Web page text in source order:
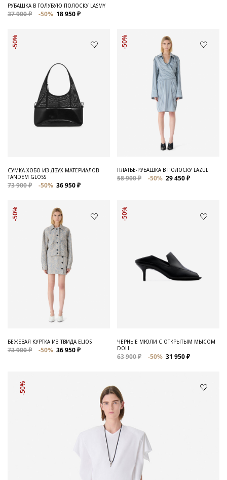
РУБАШКА В ГОЛУБУЮ ПОЛОСКУ LASMY
37 900 ₽ -50% 18 950 ₽
-50%
СУМКА-ХОБО ИЗ ДВУХ МАТЕРИАЛОВ
TANDEM GLOSS
73 900 ₽ -50% 36 950 ₽
-50%
ПЛАТЬЕ-РУБАШКА В ПОЛОСКУ LAZUL
58 900 ₽ -50% 29 450 ₽
-50%
БЕЖЕВАЯ КУРТКА ИЗ ТВИДА ELIOS
73 900 ₽ -50% 36 950 ₽
-50%
ЧЕРНЫЕ МЮЛИ С ОТКРЫТЫМ МЫСОМ
DOLL
63 900 ₽ -50% 31 950 ₽
-50%